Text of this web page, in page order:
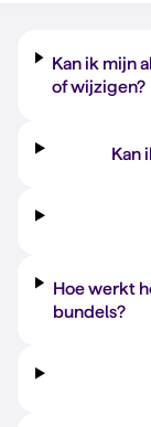
Kan ik mijn
of wijzigen?
Kan
Hoe werkt
bundels?